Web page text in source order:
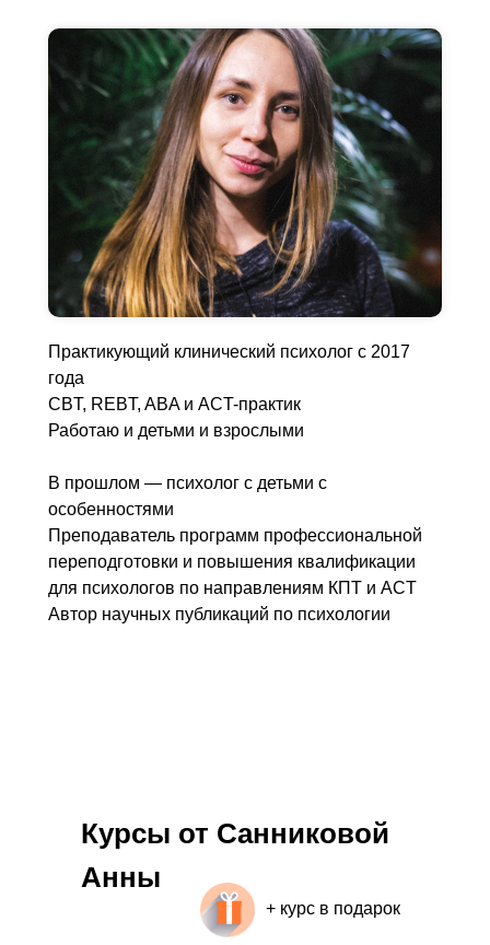
Практикующий клинический психолог с 2017
года
CBT, REBT, ABA и ACT-практик
Работаю и детьми и взрослыми
В прошлом — психолог с детьми с
особенностями
Преподаватель программ профессиональной
переподготовки и повышения квалификации
для психологов по направлениям КПТ и ACT
Автор научных публикаций по психологии
+ курс в подарок
Курсы от Санниковой
Анны